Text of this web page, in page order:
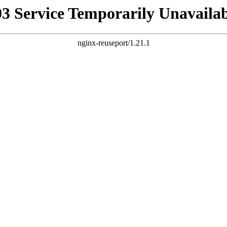
Service Temporarily
nginx-reuseport/1.21.1